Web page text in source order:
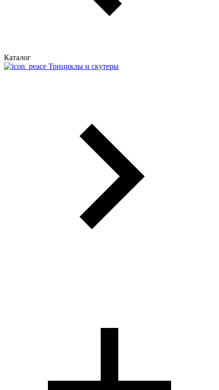
Каталог
Трициклы и скутеры